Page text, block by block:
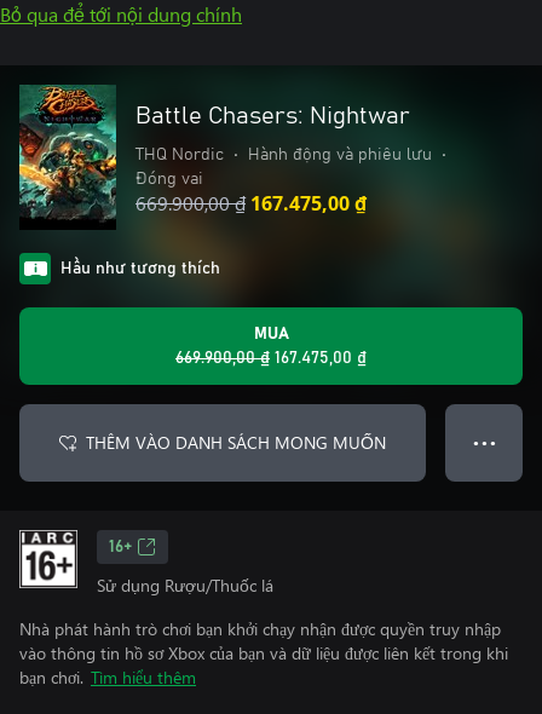
Bỏ qua để tới nội dung chính
Battle Chasers: Nightwar
THQ Nordic • Hành động và phiêu lưu
•
Đóng vai
669.900,00 ₫ 167.475,00 ₫
Hầu như tương thích
MUA
669.900,00 ₫ 167.475,00 ₫
THÊM VÀO DANH SÁCH MONG MUỐN ● ● ●
16+
Sử dụng Rượu/Thuốc lá
Nhà phát hành trò chơi bạn khởi chạy nhận được quyền truy nhập
vào thông tin hồ sơ Xbox của bạn và dữ liệu được liên kết trong khi
bạn chơi. Tìm hiểu thêm